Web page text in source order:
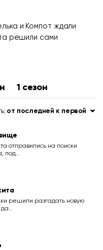
и Компот ждали
решили сами
1 сезон
от последней к первой
отправились на поиски
под…
решили разгадать новую
да…